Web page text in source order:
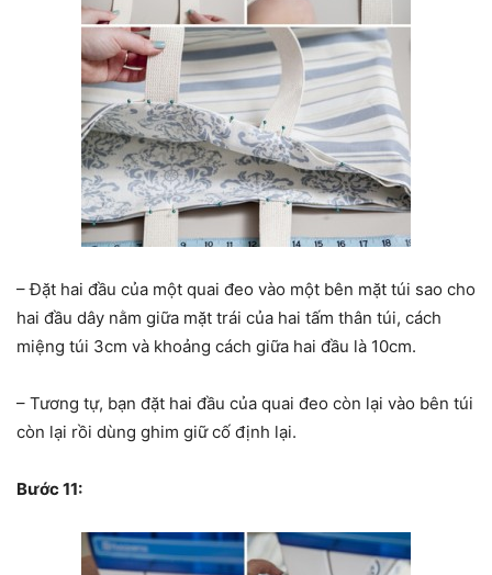
– Đặt hai đầu của một quai đeo vào một bên mặt túi sao cho
hai đầu dây nằm giữa mặt trái của hai tấm thân túi, cách
miệng túi 3cm và khoảng cách giữa hai đầu là 10cm.
– Tương tự, bạn đặt hai đầu của quai đeo còn lại vào bên túi
còn lại rồi dùng ghim giữ cố định lại.
Bước 11: